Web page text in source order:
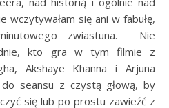
wczytywałam się ani w fabułę,
zwiastuna. Nie
kto gra w tym filmie z
Akshaye Khanna i Arjuna
do seansu z czystą głową, by
się lub po prostu zawieźć z